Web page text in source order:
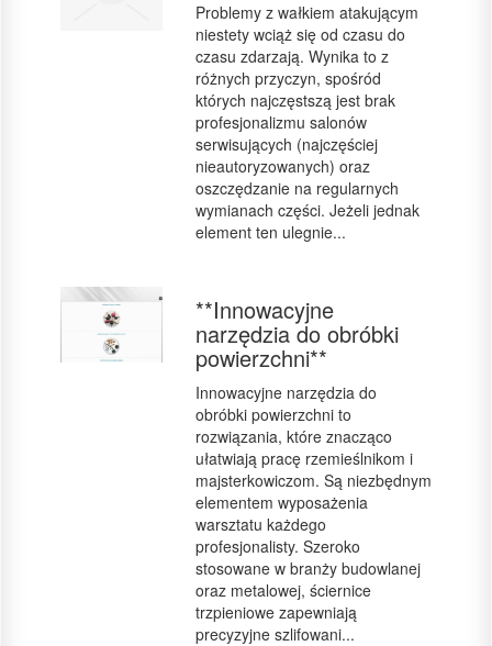
Problemy z wałkiem atakującym
niestety wciąż się od czasu do
czasu zdarzają. Wynika to z
różnych przyczyn, spośród
których najczęstszą jest brak
profesjonalizmu salonów
serwisujących (najczęściej
nieautoryzowanych) oraz
oszczędzanie na regularnych
wymianach części. Jeżeli jednak
element ten ulegnie...
**Innowacyjne
narzędzia do obróbki
powierzchni**
Innowacyjne narzędzia do
obróbki powierzchni to
rozwiązania, które znacząco
ułatwiają pracę rzemieślnikom i
majsterkowiczom. Są niezbędnym
elementem wyposażenia
warsztatu każdego
profesjonalisty. Szeroko
stosowane w branży budowlanej
oraz metalowej, ściernice
trzpieniowe zapewniają
precyzyjne szlifowani...